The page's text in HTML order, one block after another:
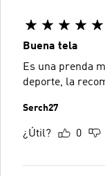
Buena tela
Es una prenda
deporte, la
Serch27
¿Útil? 0